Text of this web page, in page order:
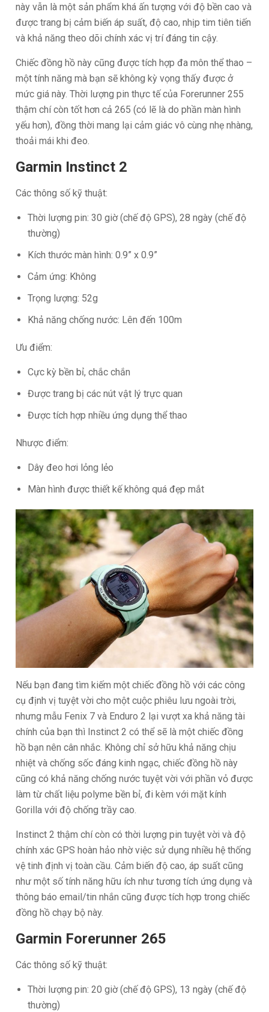
này vẫn là một sản phẩm khá ấn tượng với độ bền cao và
được trang bị cảm biến áp suất, độ cao, nhịp tim tiên tiến
và khả năng theo dõi chính xác vị trí đáng tin cậy.
Chiếc đồng hồ này cũng được tích hợp đa môn thể thao –
một tính năng mà bạn sẽ không kỳ vọng thấy được ở
mức giá này. Thời lượng pin thực tế của Forerunner 255
thậm chí còn tốt hơn cả 265 (có lẽ là do phần màn hình
yếu hơn), đồng thời mang lại cảm giác vô cùng nhẹ nhàng,
thoải mái khi đeo.
Garmin Instinct 2
Các thông số kỹ thuật:
Thời lượng pin: 30 giờ (chế độ GPS), 28 ngày (chế độ
thường)
Kích thước màn hình: 0.9” x 0.9”
Cảm ứng: Không
Trọng lượng: 52g
Khả năng chống nước: Lên đến 100m
Ưu điểm:
Cực kỳ bền bỉ, chắc chắn
Được trang bị các nút vật lý trực quan
Được tích hợp nhiều ứng dụng thể thao
Nhược điểm:
Dây đeo hơi lỏng lẻo
Màn hình được thiết kế không quá đẹp mắt
Nếu bạn đang tìm kiếm một chiếc đồng hồ với các công
cụ định vị tuyệt vời cho một cuộc phiêu lưu ngoài trời,
nhưng mẫu Fenix 7 và Enduro 2 lại vượt xa khả năng tài
chính của bạn thì Instinct 2 có thể sẽ là một chiếc đồng
hồ bạn nên cân nhắc. Không chỉ sở hữu khả năng chịu
nhiệt và chống sốc đáng kinh ngạc, chiếc đồng hồ này
cũng có khả năng chống nước tuyệt vời với phần vỏ được
làm từ chất liệu polyme bền bỉ, đi kèm với mặt kính
Gorilla với độ chống trầy cao.
Instinct 2 thậm chí còn có thời lượng pin tuyệt vời và độ
chính xác GPS hoàn hảo nhờ việc sử dụng nhiều hệ thống
vệ tinh định vị toàn cầu. Cảm biến độ cao, áp suất cũng
như một số tính năng hữu ích như tương tích ứng dụng và
thông báo email/tin nhắn cũng được tích hợp trong chiếc
đồng hồ chạy bộ này.
Garmin Forerunner 265
Các thông số kỹ thuật:
Thời lượng pin: 20 giờ (chế độ GPS), 13 ngày (chế độ
thường)